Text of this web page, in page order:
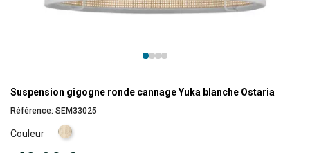
Suspension gigogne ronde cannage Yuka blanche Ostaria
Référence: SEM33025
Couleur
Naturel
clair